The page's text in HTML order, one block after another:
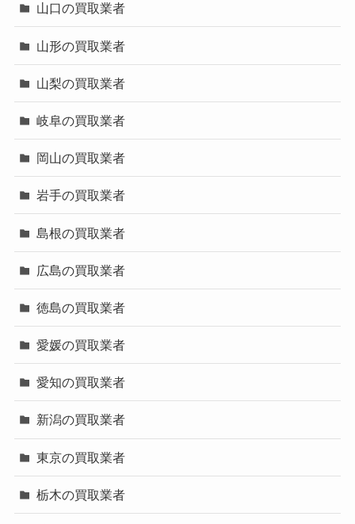
山口の買取業者
山形の買取業者
山梨の買取業者
岐阜の買取業者
岡山の買取業者
岩手の買取業者
島根の買取業者
広島の買取業者
徳島の買取業者
愛媛の買取業者
愛知の買取業者
新潟の買取業者
東京の買取業者
栃木の買取業者